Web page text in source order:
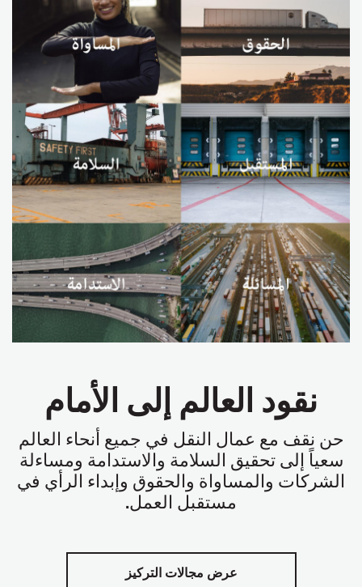
نقود العالم إلى الأمام
حن نقف مع عمال النقل في جميع أنحاء العالم
سعياً إلى تحقيق السلامة والاستدامة ومساءلة
الشركات والمساواة والحقوق وإبداء الرأي في
مستقبل العمل.
عرض مجالات التركيز